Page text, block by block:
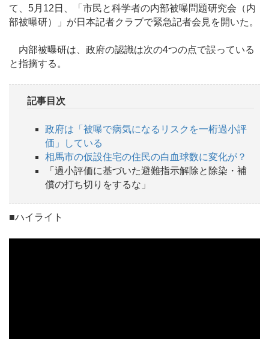
て、5月12日、「市民と科学者の内部被曝問題研究会（内
部被曝研）」が日本記者クラブで緊急記者会見を開いた。
内部被曝研は、政府の認識は次の4つの点で誤っている
と指摘する。
記事目次
政府は「被曝で病気になるリスクを一桁過小評
価」している
相馬市の仮設住宅の住民の白血球数に変化が？
「過小評価に基づいた避難指示解除と除染・補
償の打ち切りをするな」
■ハイライト